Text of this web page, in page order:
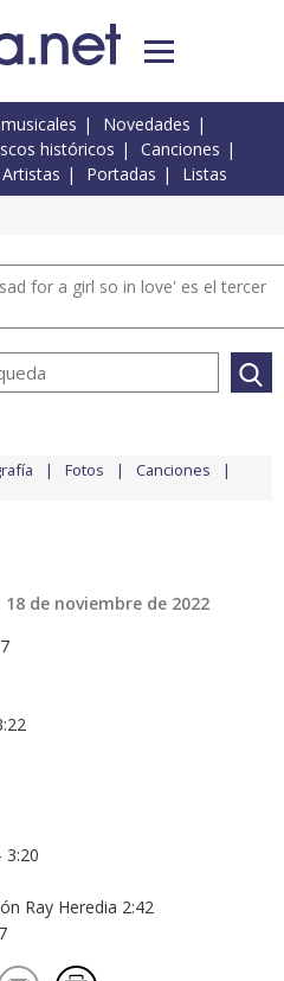
Novedades
históricos
Canciones
Artistas Portadas Listas
for a girl so in love' es el tercer
Fotos Canciones
18 de noviembre de 2022
3:20
Ray Heredia 2:42